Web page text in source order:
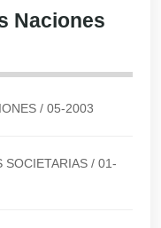
Naciones
/ 05-2003
SOCIETARIAS / 01-